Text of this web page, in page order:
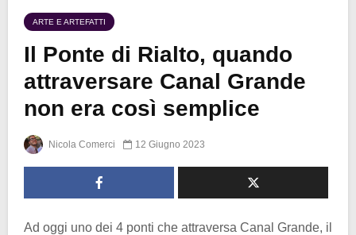
ARTE E ARTEFATTI
Il Ponte di Rialto, quando
attraversare Canal Grande
non era così semplice
Nicola Comerci 12 Giugno 2023
Ad oggi uno dei 4 ponti che attraversa Canal Grande, il